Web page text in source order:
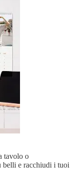
tavolo o
belli e racchiudi i tuoi